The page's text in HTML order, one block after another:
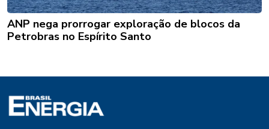
ANP nega prorrogar exploração de blocos da
Petrobras no Espírito Santo